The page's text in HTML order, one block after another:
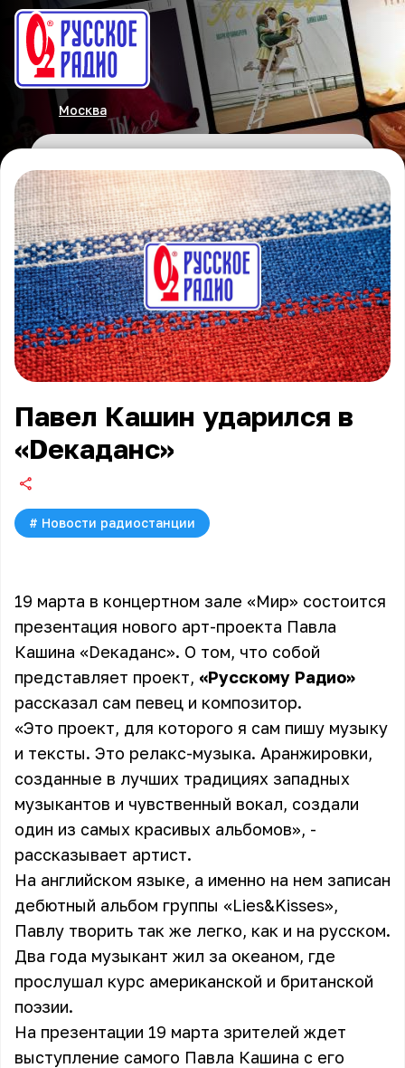
Москва
Павел Кашин ударился в
«Dекаданс»
# Новости радиостанции
19 марта в концертном зале «Мир» состоится
презентация нового арт-проекта Павла
Кашина «Dекаданс». О том, что собой
представляет проект, «Русскому Радио»
рассказал сам певец и композитор.
«Это проект, для которого я сам пишу музыку
и тексты. Это релакс-музыка. Аранжировки,
созданные в лучших традициях западных
музыкантов и чувственный вокал, создали
один из самых красивых альбомов», -
рассказывает артист.
На английском языке, а именно на нем записан
дебютный альбом группы «Lies&Kisses»,
Павлу творить так же легко, как и на русском.
Два года музыкант жил за океаном, где
прослушал курс американской и британской
поэзии.
На презентации 19 марта зрителей ждет
выступление самого Павла Кашина с его